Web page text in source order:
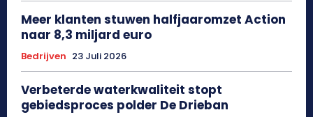
Meer klanten stuwen halfjaaromzet Action
naar 8,3 miljard euro
Bedrijven 23 Juli 2026
Verbeterde waterkwaliteit stopt
gebiedsproces polder De Drieban